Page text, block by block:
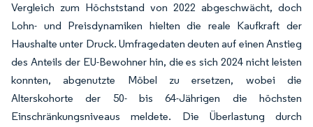
Vergleich zum Höchststand von 2022 abgeschwächt, doch
Lohn- und Preisdynamiken hielten die reale Kaufkraft der
Haushalte unter Druck. Umfragedaten deuten auf einen Anstieg
des Anteils der EU-Bewohner hin, die es sich 2024 nicht leisten
konnten, abgenutzte Möbel zu ersetzen, wobei die
Alterskohorte der 50- bis 64-Jährigen die höchsten
Einschränkungsniveaus meldete. Die Überlastung durch